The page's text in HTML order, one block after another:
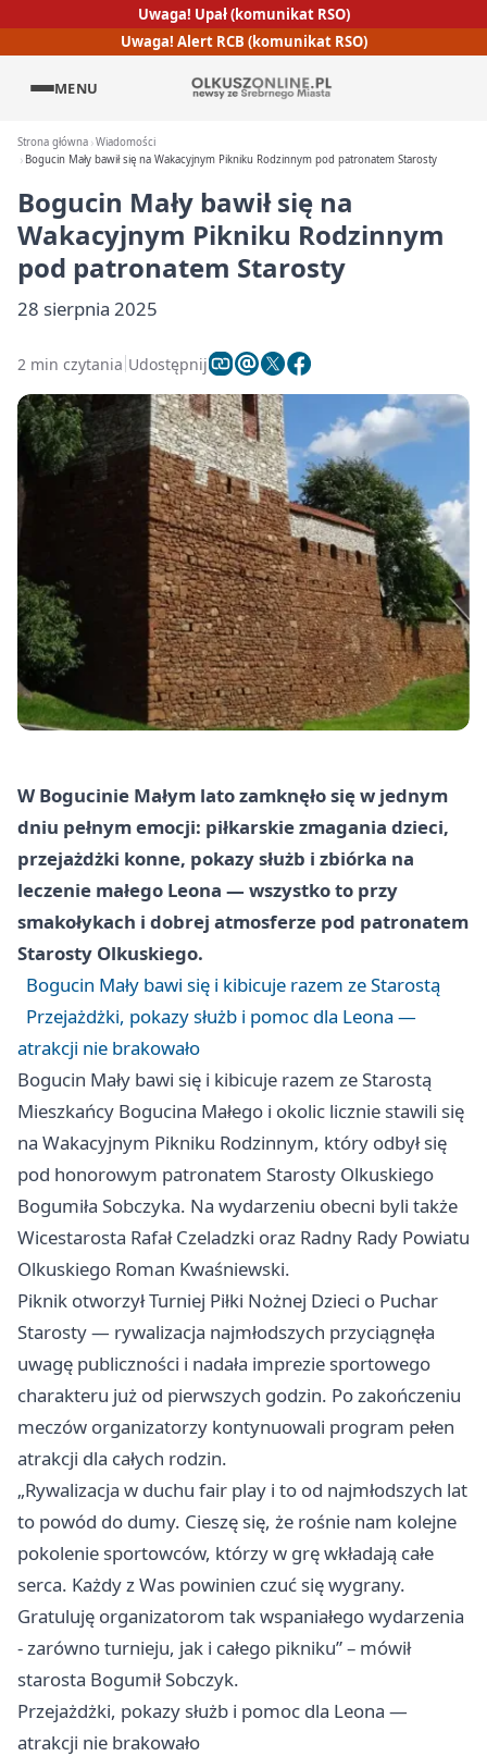
Uwaga! Upał (komunikat RSO)
Uwaga! Alert RCB (komunikat RSO)
MENU
Strona główna Wiadomości
Bogucin Mały bawił się na Wakacyjnym Pikniku Rodzinnym pod patronatem Starosty
Bogucin Mały bawił się na
Wakacyjnym Pikniku Rodzinnym
pod patronatem Starosty
28 sierpnia 2025
2 min czytania Udostępnij
W Bogucinie Małym lato zamknęło się w jednym
dniu pełnym emocji: piłkarskie zmagania dzieci,
przejażdżki konne, pokazy służb i zbiórka na
leczenie małego Leona — wszystko to przy
smakołykach i dobrej atmosferze pod patronatem
Starosty Olkuskiego.
Bogucin Mały bawi się i kibicuje razem ze Starostą
Przejażdżki, pokazy służb i pomoc dla Leona —
atrakcji nie brakowało
Bogucin Mały bawi się i kibicuje razem ze Starostą
Mieszkańcy Bogucina Małego i okolic licznie stawili się
na Wakacyjnym Pikniku Rodzinnym, który odbył się
pod honorowym patronatem Starosty Olkuskiego
Bogumiła Sobczyka. Na wydarzeniu obecni byli także
Wicestarosta Rafał Czeladzki oraz Radny Rady Powiatu
Olkuskiego Roman Kwaśniewski.
Piknik otworzył Turniej Piłki Nożnej Dzieci o Puchar
Starosty — rywalizacja najmłodszych przyciągnęła
uwagę publiczności i nadała imprezie sportowego
charakteru już od pierwszych godzin. Po zakończeniu
meczów organizatorzy kontynuowali program pełen
atrakcji dla całych rodzin.
„Rywalizacja w duchu fair play i to od najmłodszych lat
to powód do dumy. Cieszę się, że rośnie nam kolejne
pokolenie sportowców, którzy w grę wkładają całe
serca. Każdy z Was powinien czuć się wygrany.
Gratuluję organizatorom tak wspaniałego wydarzenia
- zarówno turnieju, jak i całego pikniku” – mówił
starosta Bogumił Sobczyk.
Przejażdżki, pokazy służb i pomoc dla Leona —
atrakcji nie brakowało